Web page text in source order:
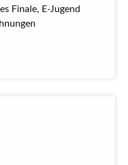
Finale, E-Jugend